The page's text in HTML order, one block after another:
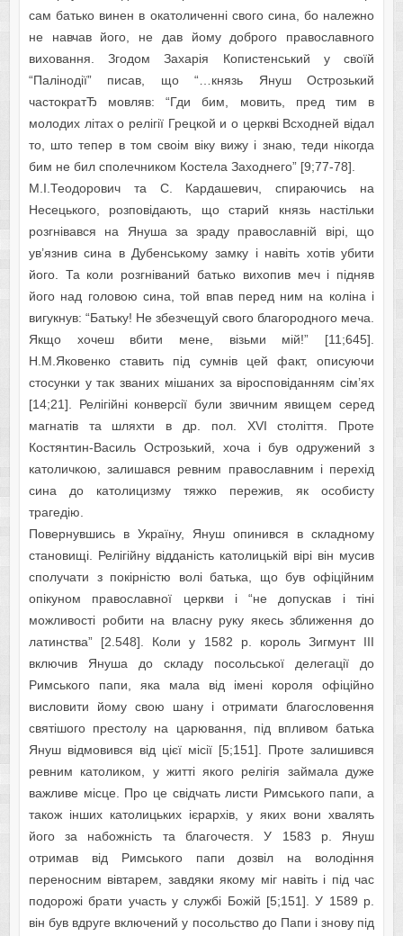
сам батько винен в окатоличенні свого сина, бо належно
не навчав його, не дав йому доброго православного
виховання. Згодом Захарія Копистенський у своїй
“Палінодії” писав, що “…князь Януш Острозький
частократЂ мовляв: “Гди бим, мовить, пред тим в
молодих літах о релігії Грецкой и о церкві Всходней відал
то, што тепер в том своім віку вижу і знаю, теди нікогда
бим не бил сполечником Костела Заходнего” [9;77-78].
М.І.Теодорович та С. Кардашевич, спираючись на
Несецького, розповідають, що старий князь настільки
розгнівався на Януша за зраду православній вірі, що
ув’язнив сина в Дубенському замку і навіть хотів убити
його. Та коли розгніваний батько вихопив меч і підняв
його над головою сина, той впав перед ним на коліна і
вигукнув: “Батьку! Не збезчещуй свого благородного меча.
Якщо хочеш вбити мене, візьми мій!” [11;645].
Н.М.Яковенко ставить під сумнів цей факт, описуючи
стосунки у так званих мішаних за віросповіданням сім’ях
[14;21]. Релігійні конверсії були звичним явищем серед
магнатів та шляхти в др. пол. XVI століття. Проте
Костянтин-Василь Острозький, хоча і був одружений з
католичкою, залишався ревним православним і перехід
сина до католицизму тяжко пережив, як особисту
трагедію.
Повернувшись в Україну, Януш опинився в складному
становищі. Релігійну відданість католицькій вірі він мусив
сполучати з покірністю волі батька, що був офіційним
опікуном православної церкви і “не допускав і тіні
можливості робити на власну руку якесь зближення до
латинства” [2.548]. Коли у 1582 р. король Зигмунт ІІІ
включив Януша до складу посольської делегації до
Римського папи, яка мала від імені короля офіційно
висловити йому свою шану і отримати благословення
святішого престолу на царювання, під впливом батька
Януш відмовився від цієї місії [5;151]. Проте залишився
ревним католиком, у житті якого релігія займала дуже
важливе місце. Про це свідчать листи Римського папи, а
також інших католицьких ієрархів, у яких вони хвалять
його за набожність та благочестя. У 1583 р. Януш
отримав від Римського папи дозвіл на володіння
переносним вівтарем, завдяки якому міг навіть і під час
подорожі брати участь у службі Божій [5;151]. У 1589 р.
він був вдруге включений у посольство до Папи і знову під